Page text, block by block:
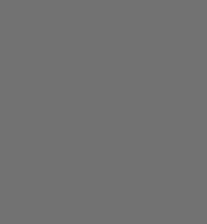
54, 58, 60, 62, 64